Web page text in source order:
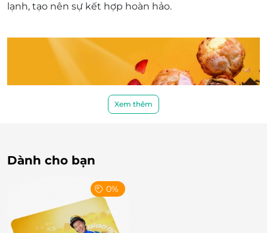
lạnh, tạo nên sự kết hợp hoàn hảo.
Vỏ bánh giòn tan - Nhân kem mát lành
Nguyên liệu hảo hạng
Bánh su kem Beard Papa’s hoàn toàn không sử
Xem thêm
Dành cho bạn
0%